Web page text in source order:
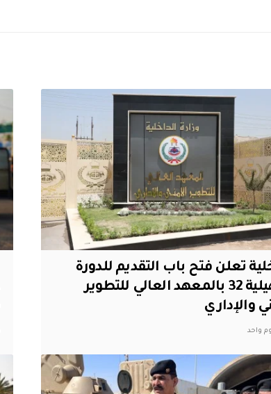
تعلن فتح باب التقديم للدورة
التأهيلية 32 بالمعهد العالي للتطوير
والإداري
واحد